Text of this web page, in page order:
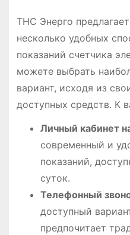
ТНС Энерго
несколько удобных
показаний счетчика
можете выбрать
вариант, исходя из
доступных средств. К
Личный кабинет
современный и
показаний,
суток.
Телефонный
доступный
предпочитает